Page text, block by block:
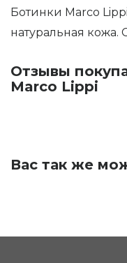
Ботинки Marco
натуральная кожа.
Отзывы
Marco Lippi
Вас так же